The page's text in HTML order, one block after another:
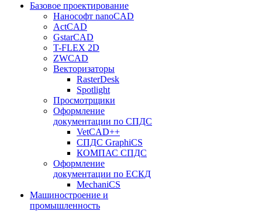
Базовое проектирование
Нанософт nanoCAD
ActCAD
GstarCAD
T-FLEX 2D
ZWCAD
Векторизаторы
RasterDesk
Spotlight
Просмотрщики
Оформление
документации по СПДС
VetCAD++
СПДС GraphiCS
КОМПАС СПДС
Оформление
документации по ЕСКД
MechaniCS
Машиностроение и
промышленность